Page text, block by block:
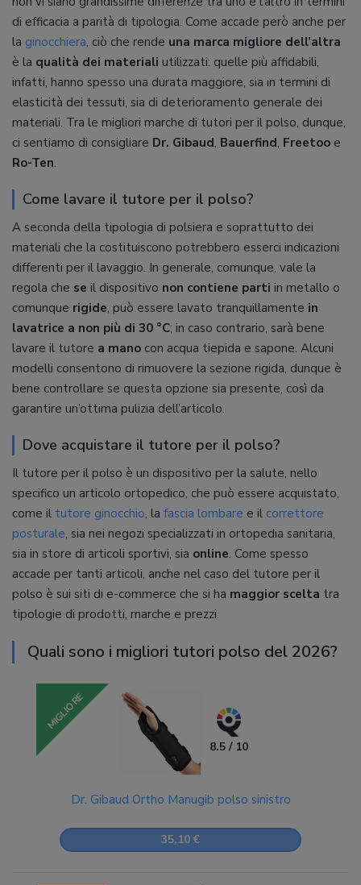
di efficacia a parità di tipologia. Come accade però anche per
la ginocchiera, ciò che rende una marca migliore dell’altra
è la qualità dei materiali utilizzati: quelle più affidabili,
infatti, hanno spesso una durata maggiore, sia in termini di
elasticità dei tessuti, sia di deterioramento generale dei
materiali. Tra le migliori marche di tutori per il polso, dunque,
ci sentiamo di consigliare Dr. Gibaud, Bauerfind, Freetoo e
Ro-Ten.
Come lavare il tutore per il polso?
A seconda della tipologia di polsiera e soprattutto dei
materiali che la costituiscono potrebbero esserci indicazioni
differenti per il lavaggio. In generale, comunque, vale la
regola che se il dispositivo non contiene parti in metallo o
comunque rigide, può essere lavato tranquillamente in
lavatrice a non più di 30 °C; in caso contrario, sarà bene
lavare il tutore a mano con acqua tiepida e sapone. Alcuni
modelli consentono di rimuovere la sezione rigida, dunque è
bene controllare se questa opzione sia presente, così da
garantire un’ottima pulizia dell’articolo.
Dove acquistare il tutore per il polso?
Il tutore per il polso è un dispositivo per la salute, nello
specifico un articolo ortopedico, che può essere acquistato,
come il tutore ginocchio, la fascia lombare e il correttore
posturale, sia nei negozi specializzati in ortopedia sanitaria,
sia in store di articoli sportivi, sia online. Come spesso
accade per tanti articoli, anche nel caso del tutore per il
polso è sui siti di e-commerce che si ha maggior scelta tra
tipologie di prodotti, marche e prezzi.
Quali sono i migliori tutori polso del 2026?
MIGLIORE
8.5 / 10
Dr. Gibaud Ortho Manugib polso sinistro
35,10 €